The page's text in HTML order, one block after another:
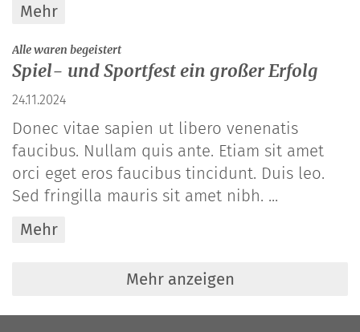
Mehr
Alle waren begeistert:
Spiel- und Sportfest ein großer Erfolg
24.11.2024
Donec vitae sapien ut libero venenatis
faucibus. Nullam quis ante. Etiam sit amet
orci eget eros faucibus tincidunt. Duis leo.
Sed fringilla mauris sit amet nibh. ...
Mehr
Mehr anzeigen